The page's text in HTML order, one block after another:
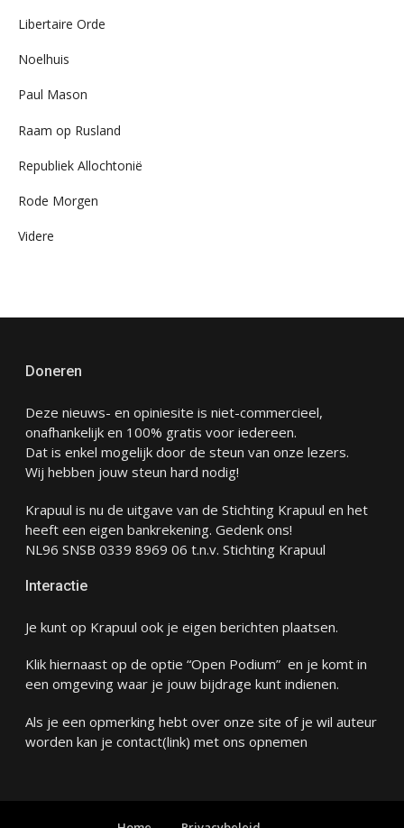
Libertaire Orde
Noelhuis
Paul Mason
Raam op Rusland
Republiek Allochtonië
Rode Morgen
Videre
Doneren
Deze nieuws- en opiniesite is niet-commercieel,
onafhankelijk en 100% gratis voor iedereen.
Dat is enkel mogelijk door de steun van onze lezers.
Wij hebben jouw steun hard nodig!
Krapuul is nu de uitgave van de Stichting Krapuul en het
heeft een eigen bankrekening. Gedenk ons!
NL96 SNSB 0339 8969 06 t.n.v. Stichting Krapuul
Interactie
Je kunt op Krapuul ook je eigen berichten plaatsen.
Klik hiernaast op de optie “Open Podium” en je komt in
een omgeving waar je jouw bijdrage kunt indienen.
Als je een opmerking hebt over onze site of je wil auteur
worden kan je contact(link) met ons opnemen